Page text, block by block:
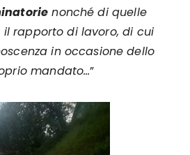
nonché di quelle
rapporto di lavoro, di cui
in occasione dello
mandato…”